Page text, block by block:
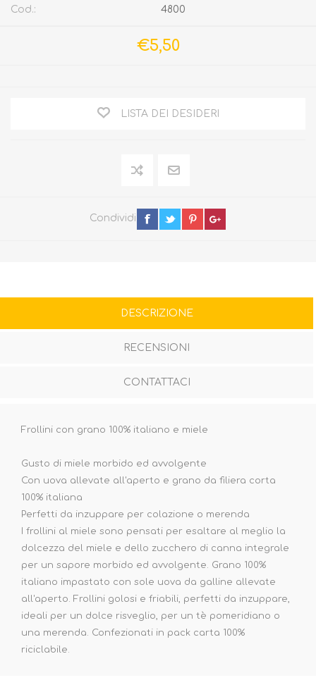
Cod.: 4800
€5,50
LISTA DEI DESIDERI
Condividi
DESCRIZIONE
RECENSIONI
CONTATTACI
Frollini con grano 100% italiano e miele
Gusto di miele morbido ed avvolgente
Con uova allevate all'aperto e grano da filiera corta
100% italiana
Perfetti da inzuppare per colazione o merenda
I frollini al miele sono pensati per esaltare al meglio la
dolcezza del miele e dello zucchero di canna integrale
per un sapore morbido ed avvolgente. Grano 100%
italiano impastato con sole uova da galline allevate
all'aperto. Frollini golosi e friabili, perfetti da inzuppare,
ideali per un dolce risveglio, per un tè pomeridiano o
una merenda. Confezionati in pack carta 100%
riciclabile.